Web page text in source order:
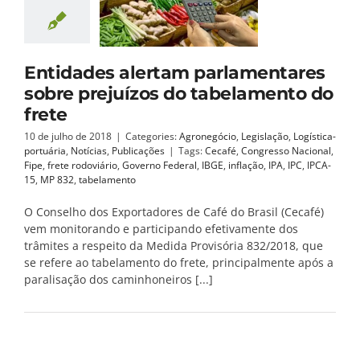
Entidades alertam parlamentares
sobre prejuízos do tabelamento do
frete
10 de julho de 2018 | Categories:Agronegócio, Legislação, Logística-
portuária, Notícias, Publicações | Tags:Cecafé, Congresso Nacional,
Fipe, frete rodoviário, Governo Federal, IBGE, inflação, IPA, IPC, IPCA-
15, MP 832, tabelamento
O Conselho dos Exportadores de Café do Brasil (Cecafé)
vem monitorando e participando efetivamente dos
trâmites a respeito da Medida Provisória 832/2018, que
se refere ao tabelamento do frete, principalmente após a
paralisação dos caminhoneiros [...]